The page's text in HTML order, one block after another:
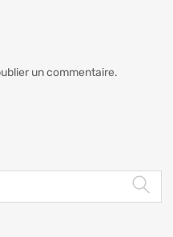
un commentaire.